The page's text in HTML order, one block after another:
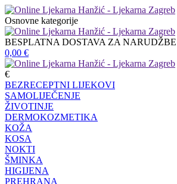
Osnovne kategorije
BESPLATNA DOSTAVA ZA NARUDŽBE
0,00 €
€
BEZRECEPTNI LIJEKOVI
SAMOLIJEČENJE
ŽIVOTINJE
DERMOKOZMETIKA
KOŽA
KOSA
NOKTI
ŠMINKA
HIGIJENA
PREHRANA